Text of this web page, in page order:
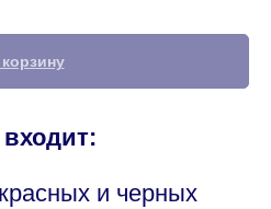
и черных